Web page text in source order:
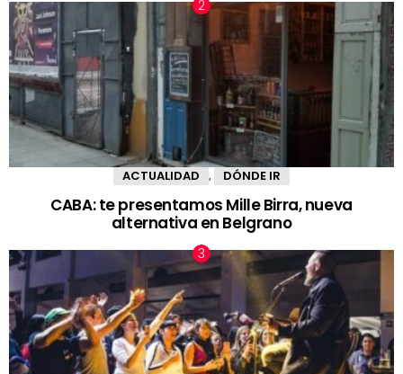
ACTUALIDAD , DÓNDE IR
CABA: te presentamos Mille Birra, nueva
alternativa en Belgrano